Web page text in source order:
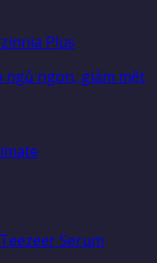
ngủ ngon, giảm mệt